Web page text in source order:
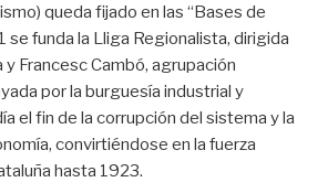
queda fijado en las “Bases de
se funda la Lliga Regionalista, dirigida
y Francesc Cambó, agrupación
por la burguesía industrial y
el fin de la corrupción del sistema y la
convirtiéndose en la fuerza
hasta 1923.